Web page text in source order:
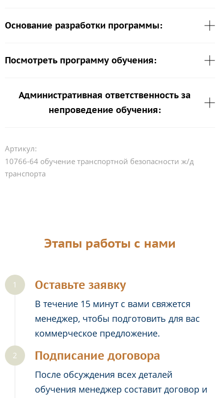
Основание разработки программы:
Посмотреть программу обучения:
Административная ответственность за
непроведение обучения:
Артикул:
10766-64 обучение транспортной безопасности ж/д
транспорта
Этапы работы с нами
Оставьте заявку
В течение 15 минут с вами свяжется
менеджер, чтобы подготовить для вас
коммерческое предложение.
Подписание договора
После обсуждения всех деталей
обучения менеджер составит договор и